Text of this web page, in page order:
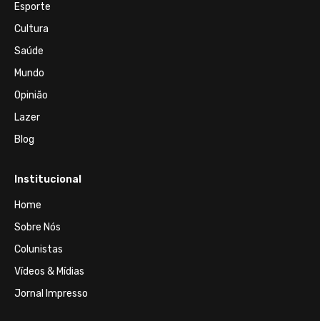
Esporte
Cultura
Saúde
Mundo
Opinião
Lazer
Blog
Institucional
Home
Sobre Nós
Colunistas
Vídeos & Mídias
Jornal Impresso